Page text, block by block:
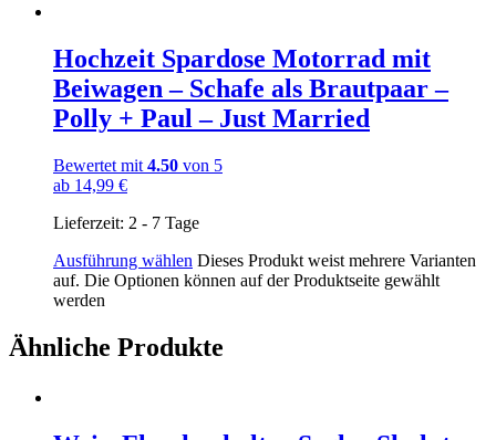
Hochzeit Spardose Motorrad mit
Beiwagen – Schafe als Brautpaar –
Polly + Paul – Just Married
Bewertet mit 4.50 von 5
ab 14,99 €
Lieferzeit: 2 - 7 Tage
Ausführung wählen Dieses Produkt weist mehrere Varianten
auf. Die Optionen können auf der Produktseite gewählt
werden
Ähnliche Produkte